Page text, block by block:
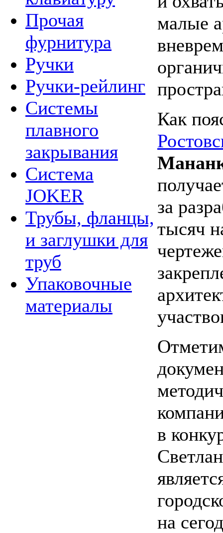
Прочая
фурнитура
Ручки
Ручки-рейлинг
Системы
плавного
закрывания
Система
JOKER
Трубы, фланцы,
и заглушки для
труб
Упаковочные
материалы
малые
Как
за
тысяч
в
на